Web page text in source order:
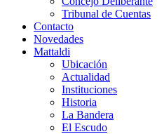
Tribunal de Cuentas
Contacto
Novedades
Mattaldi
Ubicación
Actualidad
Instituciones
Historia
La Bandera
El Escudo